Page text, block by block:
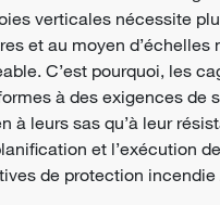
verticales nécessite
et au moyen
C’est pourquoi, les
à des exigences de
à leurs sas qu’à leur
et l’exécution
de protection incendie